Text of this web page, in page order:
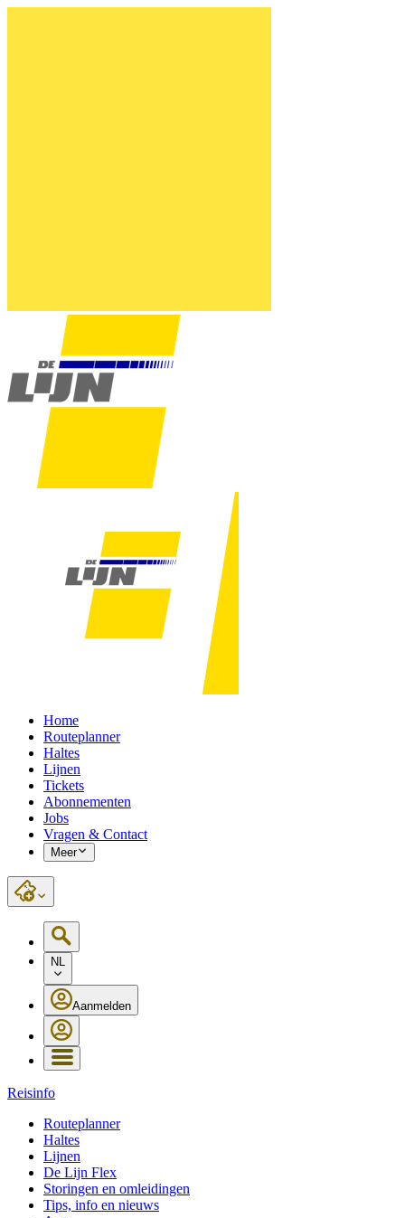
Home
Routeplanner
Haltes
Lijnen
Tickets
Abonnementen
Jobs
Vragen & Contact
Meer
NL
Aanmelden
Reisinfo
Routeplanner
Haltes
Lijnen
De Lijn Flex
Storingen en omleidingen
Tips, info en nieuws